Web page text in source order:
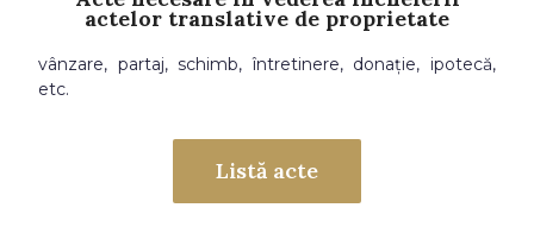
actelor translative de proprietate
vânzare, partaj, schimb, întretinere, donație, ipotecă,
etc.
Listă acte